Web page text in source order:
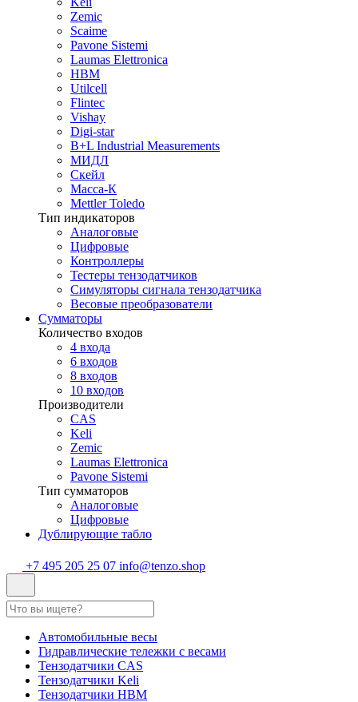
Zemic
Scaime
Pavone Sistemi
Laumas Elettronica
HBM
Utilcell
Flintec
Vishay
Digi-star
B+L Industrial Measurements
МИДЛ
Скейл
Масса-К
Mettler Toledo
Тип индикаторов
Аналоговые
Цифровые
Контроллеры
Тестеры тензодатчиков
Симуляторы сигнала тензодатчика
Весовые преобразователи
Сумматоры
Количество входов
4 входа
6 входов
8 входов
10 входов
Производители
CAS
Keli
Zemic
Laumas Elettronica
Pavone Sistemi
Тип сумматоров
Аналоговые
Цифровые
Дублирующие табло
+7 495 205 25 07 info@tenzo.shop
Автомобильные весы
Гидравлические тележки с весами
Тензодатчики CAS
Тензодатчики Keli
Тензодатчики HBM